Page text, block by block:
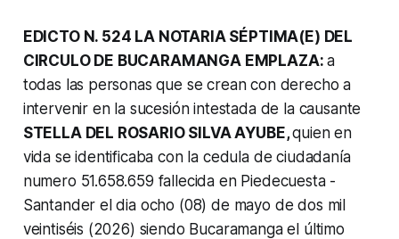
EDICTO N. 524 LA NOTARIA SÉPTIMA(E) DEL
CIRCULO DE BUCARAMANGA EMPLAZA:a
todas las personas que se crean con derecho a
intervenir en la sucesión intestada de la causante
STELLA DEL ROSARIO SILVA AYUBE,quien en
vida se identificaba con la cedula de ciudadanía
numero 51.658.659 fallecida en Piedecuesta -
Santander el dia ocho (08) de mayo de dos mil
veintiséis (2026) siendo Bucaramanga el último